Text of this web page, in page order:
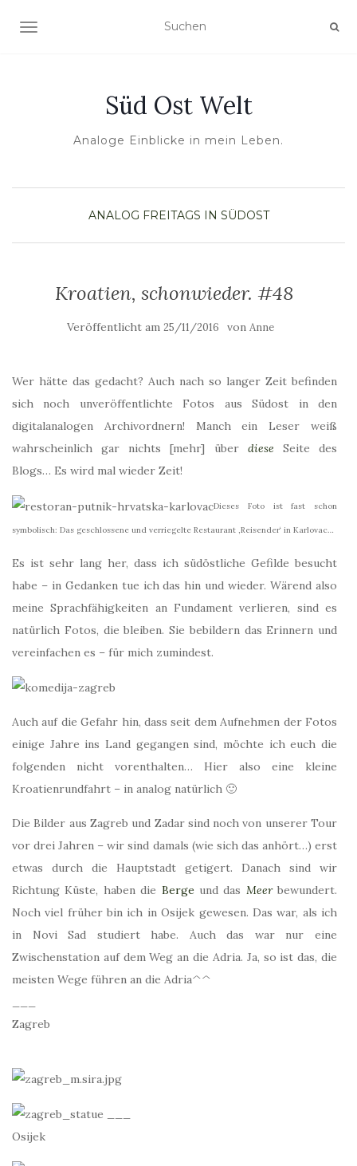
NAVIGATION UMSCHALTEN
Süd Ost Welt
Analoge Einblicke in mein Leben.
ANALOG FREITAGS IN SÜDOST
Kroatien, schonwieder. #48
Veröffentlicht am 25/11/2016 von Anne
Wer hätte das gedacht? Auch nach so langer Zeit befinden
sich noch unveröffentlichte Fotos aus Südost in den
digitalanalogen Archivordnern! Manch ein Leser weiß
wahrscheinlich gar nichts [mehr] über diese Seite des
Blogs… Es wird mal wieder Zeit!
Dieses Foto ist fast schon
symbolisch: Das geschlossene und verriegelte Restaurant ‚Reisender‘ in Karlovac…
Es ist sehr lang her, dass ich südöstliche Gefilde besucht
habe – in Gedanken tue ich das hin und wieder. Wärend also
meine Sprachfähigkeiten an Fundament verlieren, sind es
natürlich Fotos, die bleiben. Sie bebildern das Erinnern und
vereinfachen es – für mich zumindest.
Auch auf die Gefahr hin, dass seit dem Aufnehmen der Fotos
einige Jahre ins Land gegangen sind, möchte ich euch die
folgenden nicht vorenthalten… Hier also eine kleine
Kroatienrundfahrt – in analog natürlich 🙂
Die Bilder aus Zagreb und Zadar sind noch von unserer Tour
vor drei Jahren – wir sind damals (wie sich das anhört…) erst
etwas durch die Hauptstadt getigert. Danach sind wir
Richtung Küste, haben die Berge und das Meerbewundert.
Noch viel früher bin ich in Osijek gewesen. Das war, als ich
in Novi Sad studiert habe. Auch das war nur eine
Zwischenstation auf dem Weg an die Adria. Ja, so ist das, die
meisten Wege führen an die Adria^^
Zagreb
Osijek